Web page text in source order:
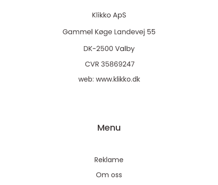
web: www.klikko.dk
Menu
Reklame
Om oss